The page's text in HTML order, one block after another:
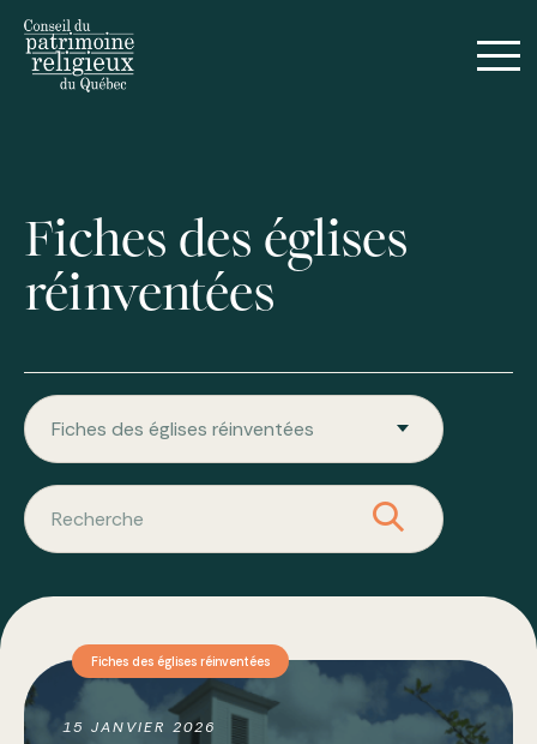
Actualités
Fiches des églises réinventées
Réalisations
Rapports annuels
Fiches des églises
réinventées
15 JANVIER 2026
Fiches des églises réinventées